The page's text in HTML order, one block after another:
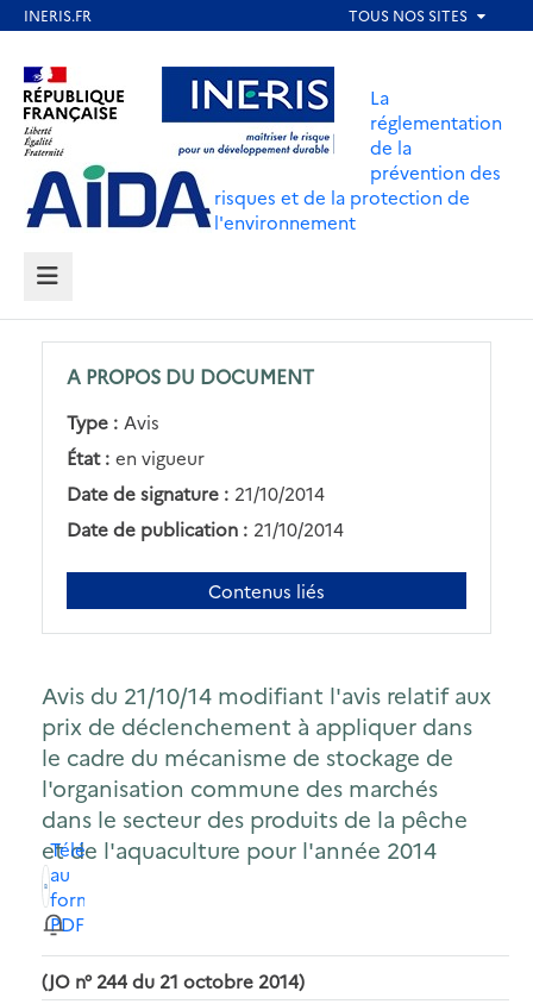
contenu
principal
Aller au contenu Aller au menu
Aller au pied de page
La
réglementation
de la
prévention des
risques et de la protection de
l'environnement
MENU
A PROPOS DU DOCUMENT
Type : Avis
État : en vigueur
Date de signature : 21/10/2014
Date de publication : 21/10/2014
Contenus liés
Avis du 21/10/14 modifiant l'avis relatif aux
prix de déclenchement à appliquer dans
le cadre du mécanisme de stockage de
l'organisation commune des marchés
dans le secteur des produits de la pêche
et de l'aquaculture pour l'année 2014
Télécharger
au
format
PDF
(JO n° 244 du 21 octobre 2014)